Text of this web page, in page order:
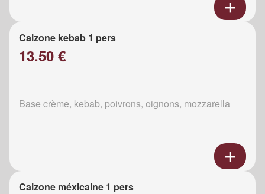
Calzone kebab 1 pers
13.50 €
Base crème, kebab, poivrons, oignons, mozzarella
Calzone méxicaine 1 pers